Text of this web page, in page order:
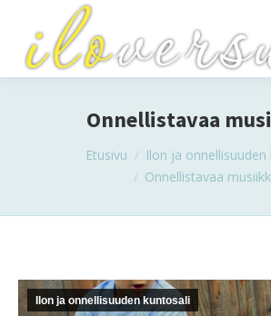
Onnellistavaa
You are here:
Etusivu
Ilon ja onnellisuuden
Onnellistavaa
Ilon ja onnellisuuden kuntosali